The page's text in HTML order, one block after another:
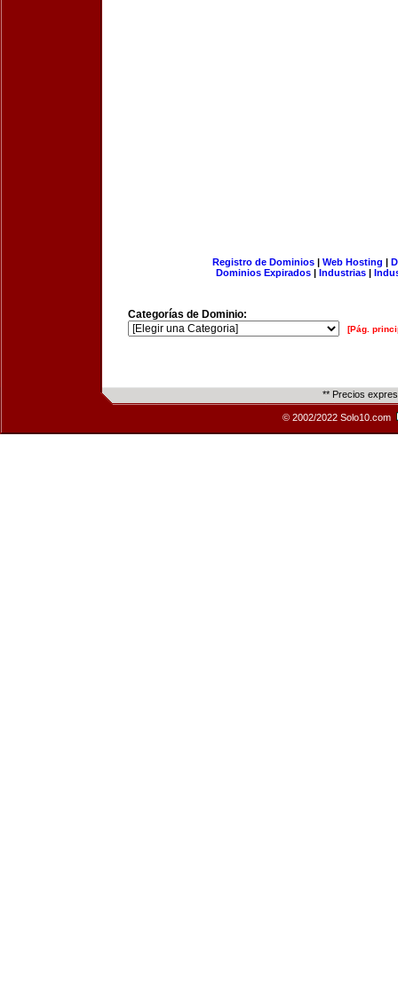
Registro de Dominios| Web Hosting |
Dominios Expirados | Industrias |
Categorías de Dominio:
[Pág.
** Precios
© 2002/2022 Solo10.com